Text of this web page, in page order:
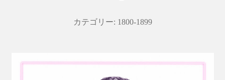
カテゴリー: 1800-1899